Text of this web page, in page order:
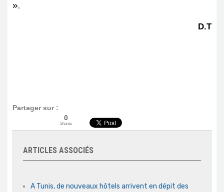
».
D.T
Partager sur :
0
Shares
ARTICLES ASSOCIÉS
A Tunis, de nouveaux hôtels arrivent en dépit des